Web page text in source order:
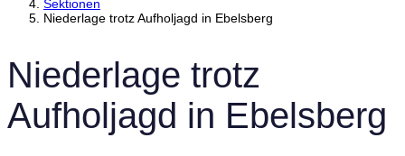
Sektionen
Niederlage trotz Aufholjagd in Ebelsberg
Niederlage trotz
Aufholjagd in Ebelsberg